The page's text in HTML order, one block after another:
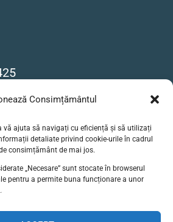
Consimțământul
vă ajuta să navigați cu eficiență și să utilizați
detaliate privind cookie-urile în cadrul
consimțământ de mai jos.
„Necesare” sunt stocate în browserul
pentru a permite buna funcționare a unor
Cihoschi 17, București